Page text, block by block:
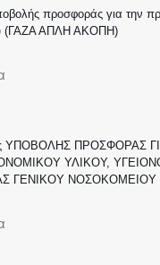
προσφοράς για την
(ΓΑΖΑ ΑΠΛΗ ΑΚΟΠΗ)
ΥΠΟΒΟΛΗΣ ΠΡΟΣΦΟΡΑΣ
ΥΛΙΚΟΥ,
ΓΕΝΙΚΟΥ ΝΟΣΟΚΟΜΕΙΟΥ